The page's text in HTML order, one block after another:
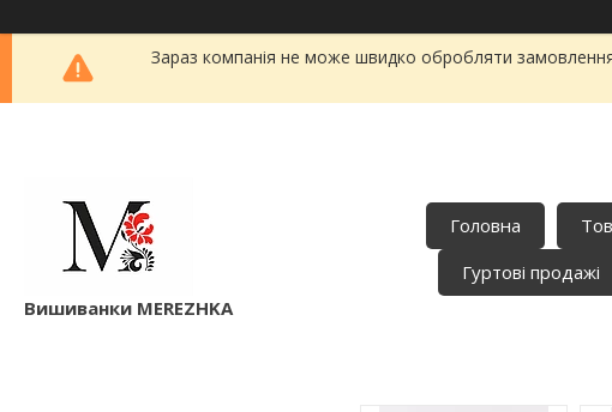
Зараз компанія не може швидко обробляти
Вишиванки MEREZHKA
Головна
Гуртові продажі